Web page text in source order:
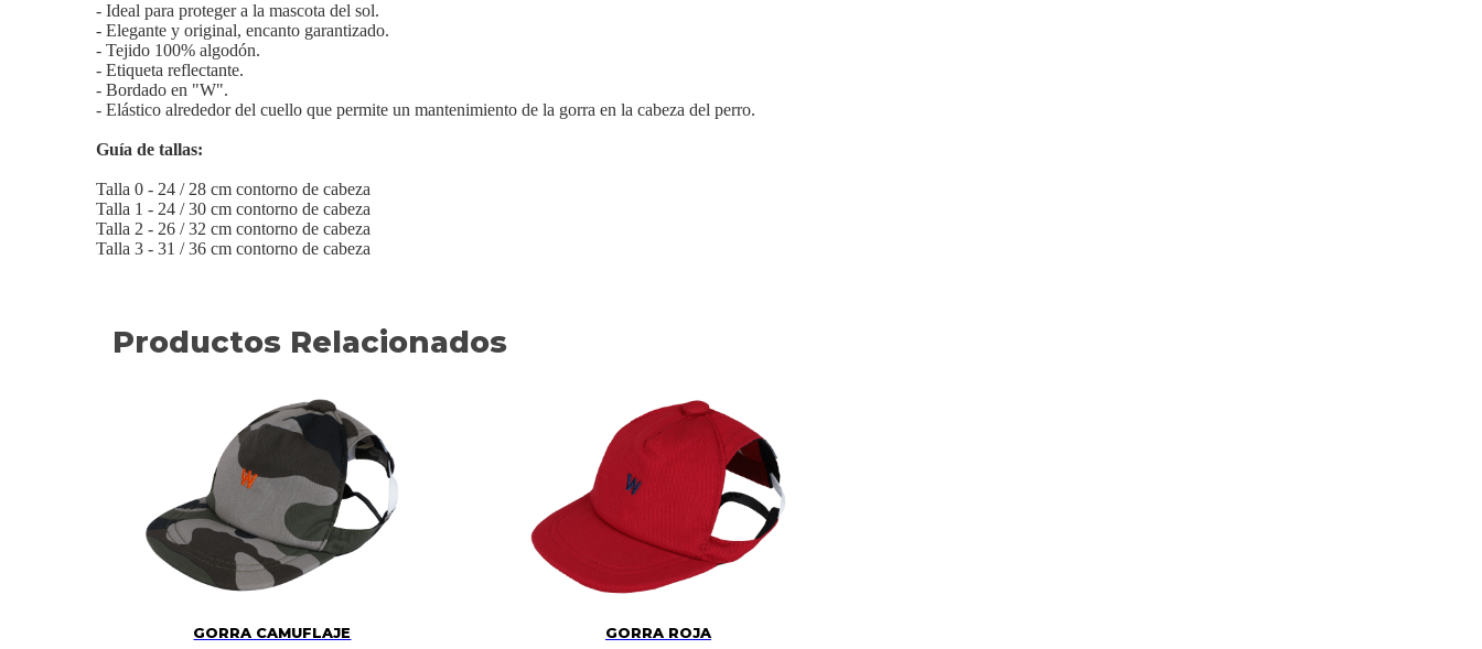
- Ideal para proteger a la mascota del sol.
- Elegante y original, encanto garantizado.
- Tejido 100% algodón.
- Etiqueta reflectante.
- Bordado en "W".
- Elástico alrededor del cuello que permite un mantenimiento de la gorra en la cabeza del perro.
Guía de tallas:
Talla 0 - 24 / 28 cm contorno de cabeza
Talla 1 - 24 / 30 cm contorno de cabeza
Talla 2 - 26 / 32 cm contorno de cabeza
Talla 3 - 31 / 36 cm contorno de cabeza
Productos Relacionados
GORRA CAMUFLAJE GORRA ROJA